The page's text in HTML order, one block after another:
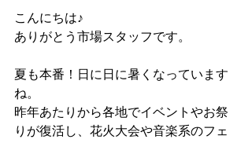
こんにちは♪
ありがとう市場スタッフです。
夏も本番！日に日に暑くなっています
ね。
昨年あたりから各地でイベントやお祭
りが復活し、花火大会や音楽系のフェ